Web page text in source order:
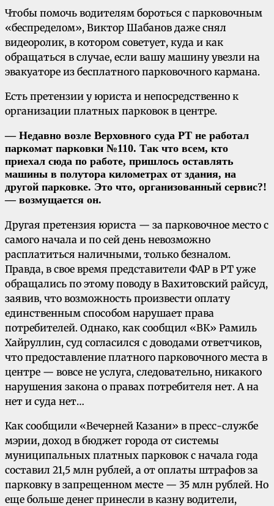
Чтобы помочь водителям бороться с парковочным
«беспределом», Виктор Шабанов даже снял
видеоролик, в котором советует, куда и как
обращаться в случае, если вашу машину увезли на
эвакуаторе из бесплатного парковочного кармана.
Есть претензии у юриста и непосредственно к
организации платных парковок в центре.
— Недавно возле Верховного суда РТ не работал
паркомат парковки №110. Так что всем, кто
приехал сюда по работе, пришлось оставлять
машины в полутора километрах от здания, на
другой парковке. Это что, организованный сервис?!
— возмущается он.
Другая претензия юриста — за парковочное место с
самого начала и по сей день невозможно
расплатиться наличными, только безналом.
Правда, в свое время представители ФАР в РТ уже
обращались по этому поводу в Вахитовский райсуд,
заявив, что возможность произвести оплату
единственным способом нарушает права
потребителей. Однако, как сообщил «ВК» Рамиль
Хайруллин, суд согласился с доводами ответчиков,
что предоставление платного парковочного места в
центре — вовсе не услуга, следовательно, никакого
нарушения закона о правах потребителя нет. А на
нет и суда нет…
Как сообщили «Вечерней Казани» в пресс-службе
мэрии, доход в бюджет города от системы
муниципальных платных парковок с начала года
составил 21,5 млн рублей, а от оплаты штрафов за
парковку в запрещенном месте — 35 млн рублей. Но
еще больше денег принесли в казну водители,